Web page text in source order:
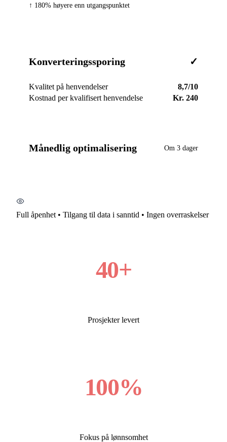
↑ 180% høyere enn utgangspunktet
Konverteringssporing ✓
Kvalitet på henvendelser
8,7/10
Kostnad per kvalifisert henvendelse
Kr. 240
Månedlig optimalisering Om 3 dager
Full åpenhet • Tilgang til data i sanntid • Ingen overraskelser
40+
Prosjekter levert
100%
Fokus på lønnsomhet